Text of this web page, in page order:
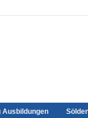
Ausbildungen